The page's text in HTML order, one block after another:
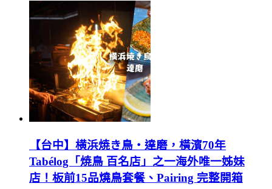
【台中】横浜焼き鳥‧達磨，橫濱70年
Tabélog「焼鳥 百名店」之一海外唯一姊妹
店！板前15品燒鳥套餐、Pairing 完整開箱